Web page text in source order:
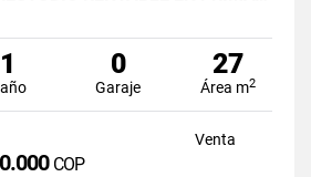
1 0
Garaje
27
Área m2
Venta
COP